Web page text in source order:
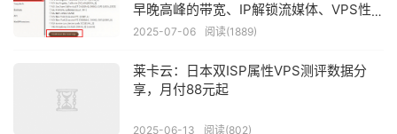
早晚高峰的带宽、IP解锁流媒体、VPS性
能等
2025-07-06 阅读(1889)
莱卡云：日本双ISP属性VPS测评数据分
享，月付88元起
2025-06-13 阅读(802)